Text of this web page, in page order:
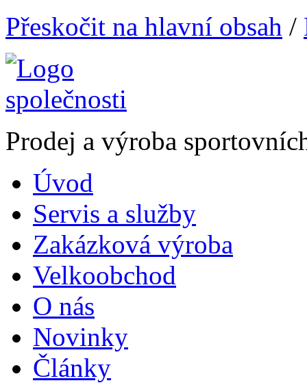
Přeskočit na hlavní obsah /
Prodej a výroba
Úvod
Servis a služby
Zakázková výroba
Velkoobchod
O nás
Novinky
Články